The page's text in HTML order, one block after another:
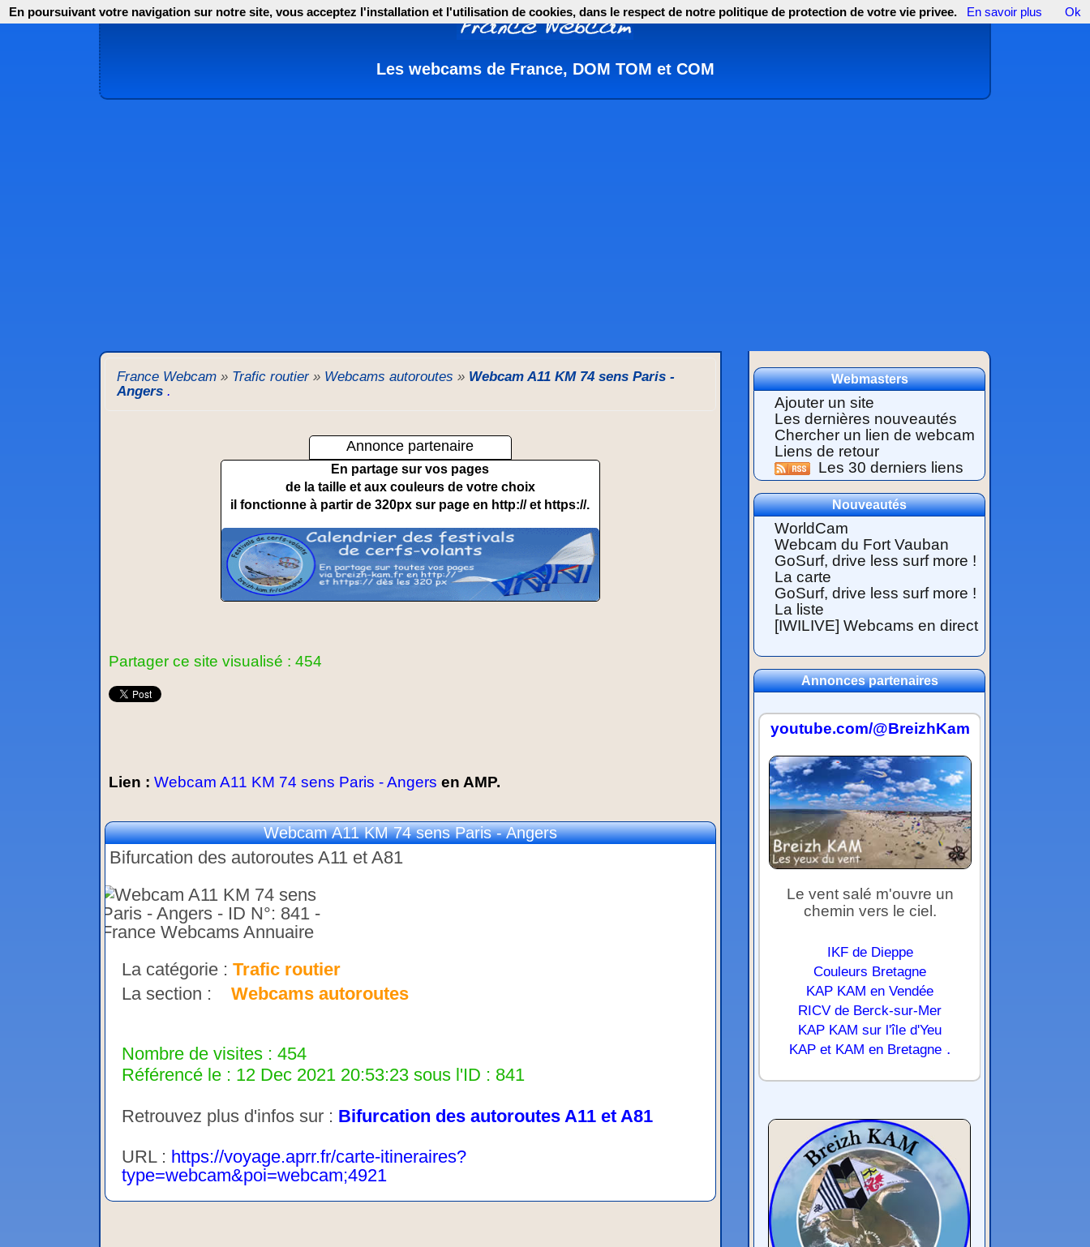
Les webcams de France, DOM TOM et COM
France Webcam » Trafic routier» Webcams autoroutes » Webcam A11 KM 74 sens Paris -
Angers .
Annonce partenaire
En partage sur vos pages
de la taille et aux couleurs de votre choix
il fonctionne à partir de 320px sur page en http:// et https://.
Partager ce site visualisé : 454
Lien : Webcam A11 KM 74 sens Paris - Angers en AMP.
Webcam A11 KM 74 sens Paris - Angers
Bifurcation des autoroutes A11 et A81
La catégorie : Trafic routier
La section : Webcams autoroutes
Nombre de visites : 454
Référencé le : 12 Dec 2021 20:53:23 sous l'ID : 841
Retrouvez plus d'infos sur : Bifurcation des autoroutes A11 et A81
URL : https://voyage.aprr.fr/carte-itineraires?
type=webcam&poi=webcam;4921
Webmasters
Ajouter un site
Les dernières nouveautés
Chercher un lien de webcam
Liens de retour
Les 30 derniers liens
Nouveautés
WorldCam
Webcam du Fort Vauban
GoSurf, drive less surf more !
La carte
GoSurf, drive less surf more !
La liste
[IWILIVE] Webcams en direct
Annonces partenaires
youtube.com/@BreizhKam
Le vent salé m'ouvre un
chemin vers le ciel.
IKF de Dieppe
Couleurs Bretagne
KAP KAM en Vendée
RICV de Berck-sur-Mer
KAP KAM sur l'île d'Yeu
KAP et KAM en Bretagne .
En poursuivant votre navigation sur notre site, vous acceptez l'installation et l'utilisation de cookies, dans le respect de notre politique de protection de votre vie privee. En savoir plus Ok